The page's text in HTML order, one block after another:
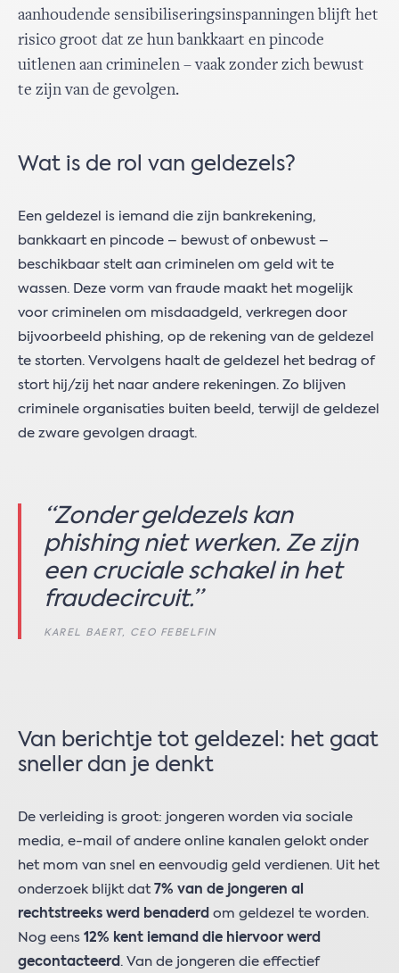
aanhoudende sensibiliseringsinspanningen blijft het
risico groot dat ze hun bankkaart en pincode
uitlenen aan criminelen – vaak zonder zich bewust
te zijn van de gevolgen.
Wat is de rol van geldezels?
Een geldezel is iemand die zijn bankrekening,
bankkaart en pincode – bewust of onbewust –
beschikbaar stelt aan criminelen om geld wit te
wassen. Deze vorm van fraude maakt het mogelijk
voor criminelen om misdaadgeld, verkregen door
bijvoorbeeld phishing, op de rekening van de geldezel
te storten. Vervolgens haalt de geldezel het bedrag of
stort hij/zij het naar andere rekeningen. Zo blijven
criminele organisaties buiten beeld, terwijl de geldezel
de zware gevolgen draagt.
“Zonder geldezels kan
phishing niet werken. Ze zijn
een cruciale schakel in het
fraudecircuit.”
KAREL BAERT, CEO FEBELFIN
Van berichtje tot geldezel: het gaat
sneller dan je denkt
De verleiding is groot: jongeren worden via sociale
media, e-mail of andere online kanalen gelokt onder
het mom van snel en eenvoudig geld verdienen. Uit het
onderzoek blijkt dat 7% van de jongeren al
rechtstreeks werd benaderd om geldezel te worden.
Nog eens 12% kent iemand die hiervoor werd
gecontacteerd . Van de jongeren die effectief